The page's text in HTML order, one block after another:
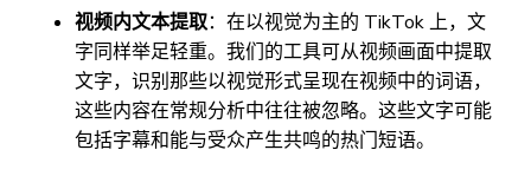
视频内文本提取：在以视觉为主的 TikTok 上，文
字同样举足轻重。我们的工具可从视频画面中提取
文字，识别那些以视觉形式呈现在视频中的词语，
这些内容在常规分析中往往被忽略。这些文字可能
包括字幕和能与受众产生共鸣的热门短语。